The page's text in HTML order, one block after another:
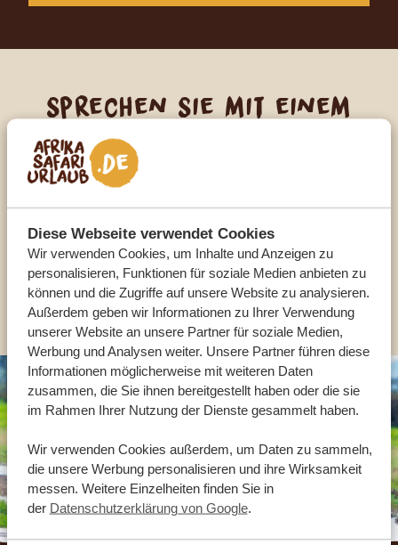
Diese Webseite verwendet Cookies
Wir verwenden Cookies, um Inhalte und Anzeigen zu
personalisieren, Funktionen für soziale Medien anbieten zu
können und die Zugriffe auf unsere Website zu analysieren.
Außerdem geben wir Informationen zu Ihrer Verwendung
unserer Website an unsere Partner für soziale Medien,
Werbung und Analysen weiter. Unsere Partner führen diese
Informationen möglicherweise mit weiteren Daten
zusammen, die Sie ihnen bereitgestellt haben oder die sie
im Rahmen Ihrer Nutzung der Dienste gesammelt haben.
Wir verwenden Cookies außerdem, um Daten zu sammeln,
die unsere Werbung personalisieren und ihre Wirksamkeit
messen. Weitere Einzelheiten finden Sie in
der Datenschutzerklärung von Google.
Sprechen Sie mit einem
Reiseberater
UNSERE EXPERTEN HELFEN IHNEN GERN
DE:+49 3222 1850 795
ANDERE LÄNDER